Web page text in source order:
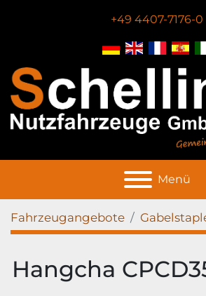
+49 4407-7176-0
Menü
Fahrzeugangebote
Hangcha